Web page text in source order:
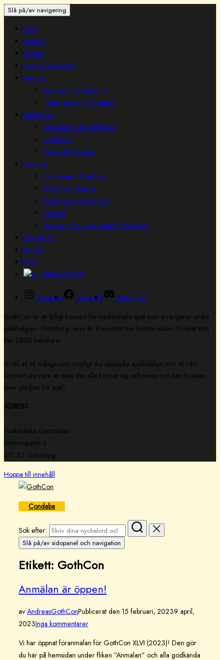
Slå på/av navigering
Hem
Nyheter
Biljetter
Hitta på konventet
Service:
Reception & Cafeteria
Tillgänglighet & Trygghet
Medverka:
Arrangör/Butik/Utställare
Funktionär
Skapa årets logga
Om Oss:
Föreningen GothCon
GothCons Historia
GothCons Värdegrund
Discord
DreieichCon: Our Sister Convention
Öppettider
Kontakt
FAQ
English (UK)
Instagram Facebook
Disharmoni
GothCon är ett årligt konvent för traditionella spel som arrangeras under
påskhelgen i Göteborg varje år. Konventet har funnits sedan 70-talet och
har 2800 besökare.
Vi vill att så många som möjligt ska upptäcka spelhobbyn och att vårt
konvent ska vara en plats där alla känner sig välkomna och kan förenas
över glädjen för spel!
ADRESS
Hvitfeldtska Gymnasiet
Rektorsgatan 2
411 33 Göteborg
Hoppa till innehåll
Condaba
Sök efter:
Slå på/av sidopanel och navigation
Etikett: GothCon
Anmälan är öppen!
av AndreasGothConPublicerat den 15 februari, 20239 april,
2023Inga kommentarer
Vi har öppnat föranmälan för GothCon XLVI (2023)! Den gör
du här på hemsidan under fliken ”Anmälan” och alla godkända